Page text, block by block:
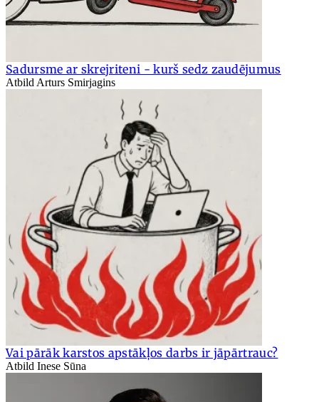
Sadursme ar skrejriteni - kurš sedz zaudējumus
Atbild Arturs Smirjagins
Vai pārāk karstos apstākļos darbs ir jāpārtrauc?
Atbild Inese Sūna